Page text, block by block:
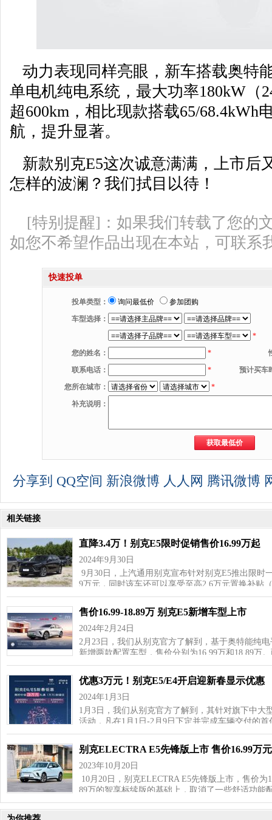
动力表现同样亮眼，新车搭载奥特
单电机纯电系统，最大功率180kW（
超600km，相比现款搭载65/68.4kWh
航，提升显著。
新款别克E5这次诚意满满，上市后
怎样的波澜？我们拭目以待！
[特别提醒]：如果我们转载了您的
如您不希望作品出现在本站，可联系
快速投单
投单类型： 询问最低价
参加团购
车型选择：
*
您的姓名：
*
联系电话：
*
预计买车
您所在城市：
*
补充说明：
分享到 QQ空间 新浪微博 人人网 腾讯微博
相关链接
直降3.4万！别克E5限时促销售价16.99万起
2024年9月30日
9月30日，上汽通用别克宣布针对别克E5推出限时
9万元，同时该车还可以享受至高2.6万元置换补贴
售价16.99-18.89万 别克E5新增车型上市
2024年2月24日
2月23日，我们从别克官方了解到，基于奥特能纯
新增两款配置车型，售价分别为16.99万和18.89万
优惠3万元！别克E5/E4开启迎新春显示优惠
2024年1月3日
1月3日，我们从别克官方了解到，其针对旗下中
活动，凡在1月1日-2月9日下定并完成车辆交付的
别克ELECTRA E5先锋版上市 售价16.99万元
2023年10月20日
10月20日，别克ELECTRA E5先锋版上市，售价
89万的智享标续版的基础上，取消了一些舒适功能